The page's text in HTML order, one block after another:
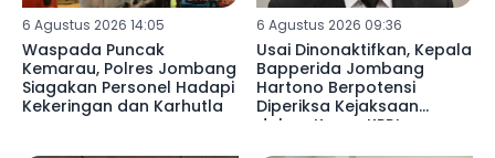
6 Agustus 2026 14:05
Waspada Puncak
Kemarau, Polres Jombang
Siagakan Personel Hadapi
Kekeringan dan Karhutla
6 Agustus 2026 09:36
Usai Dinonaktifkan, Kepala
Bapperida Jombang
Hartono Berpotensi
Diperiksa Kejaksaan
dalam Kasus KPRI